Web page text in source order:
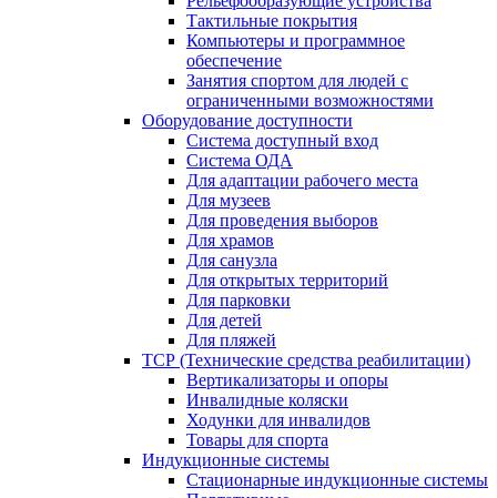
Тактильные покрытия
Компьютеры и программное
обеспечение
Занятия спортом для людей с
ограниченными возможностями
Оборудование доступности
Система доступный вход
Система ОДА
Для адаптации рабочего места
Для музеев
Для проведения выборов
Для храмов
Для санузла
Для открытых территорий
Для парковки
Для детей
Для пляжей
ТСР (Технические средства реабилитации)
Вертикализаторы и опоры
Инвалидные коляски
Ходунки для инвалидов
Товары для спорта
Индукционные системы
Стационарные индукционные системы